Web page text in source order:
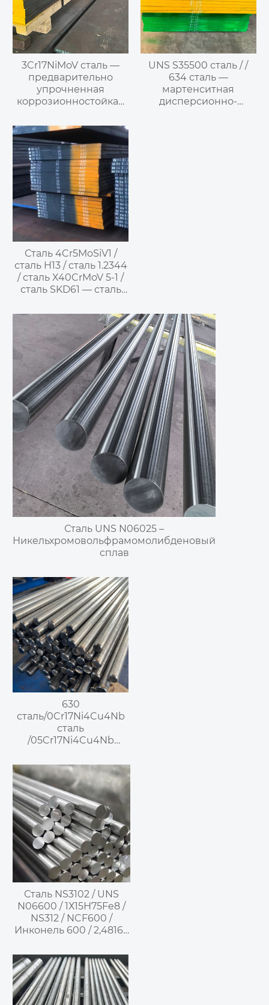
3Cr17NiMoV сталь —
предварительно
упрочненная
коррозионностойкая
сталь
UNS S35500 сталь / /
634 сталь —
мартенситная
дисперсионно-
Сталь 4Cr5MoSiV1 /
сталь H13 / сталь 1.2344
/ сталь X40CrMoV 5-1 /
сталь SKD61 — сталь
под давлением
Сталь UNS N06025 –
Никельхромовольфрамомолибденовый
сплав
630
сталь/0Cr17Ni4Cu4Nb
сталь
/05Cr17Ni4Cu4Nb
UNS S17400 сталь/
1.4542 сталь /
X5CrNiCuNb16-4 сталь/
SUS630 сталь —
мартенситная
дисперсионно-
твердеющая
нержавеющая сталь
Сталь NS3102 / UNS
N06600 / 1Х15Н75Fe8 /
NS312 / NCF600 /
Инконель 600 / 2,4816 /
Никельхромовый
высокотемпературный
коррозионностойкий
сплав